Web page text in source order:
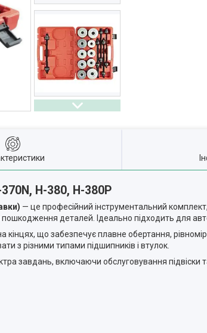
H-380, H-380P
— це професійний інструментальний
деталей. Ідеально підходить для
що забезпечує плавне обертання,
з різними типами підшипників і втулок.
завдань, включаючи обслуговування підвіски